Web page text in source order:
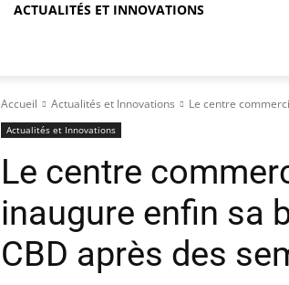
ACTUALITÉS ET INNOVATIONS
Accueil Actualités et Innovations Le centre
Actualités et Innovations
Le centre
inaugure enfin sa
CBD après des